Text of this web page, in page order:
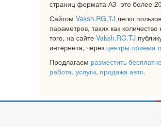
страниц формата А3 -это более
Сайтом Vaksh.RG.TJ легко
параметров, таких как количество
того, на сайте Vaksh.RG.TJ
интернета, через центры приема
Предлагаем разместить
работа, услуги, продажа авто.